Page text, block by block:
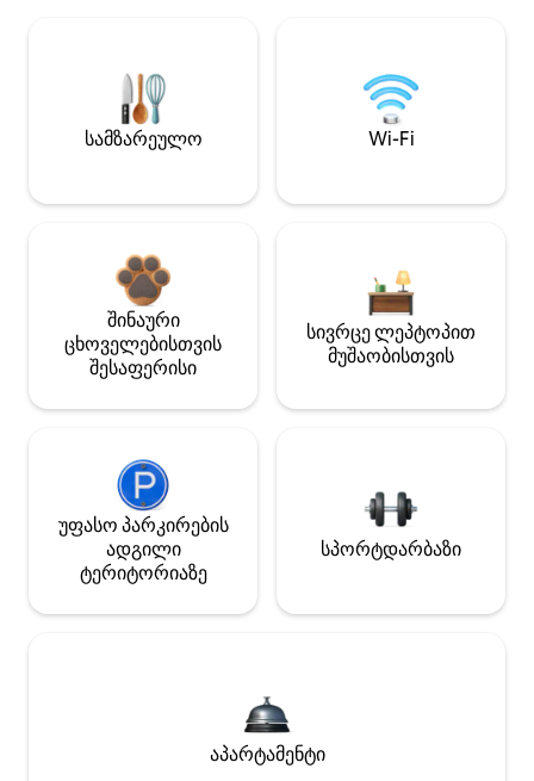
სამზარეულო Wi-Fi
შინაური
ცხოველებისთვის
შესაფერისი
სივრცე ლეპტოპით
მუშაობისთვის
უფასო პარკირების
ადგილი
ტერიტორიაზე
სპორტდარბაზი
აპარტამენტი